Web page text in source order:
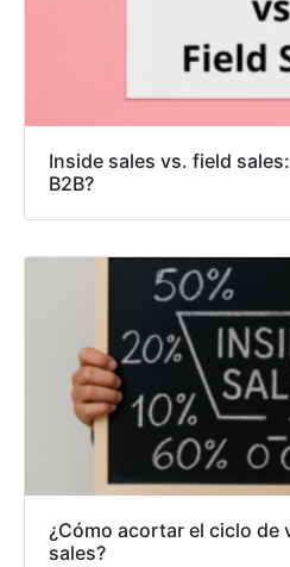
Inside sales vs. field
B2B?
¿Cómo acortar el ciclo de
sales?